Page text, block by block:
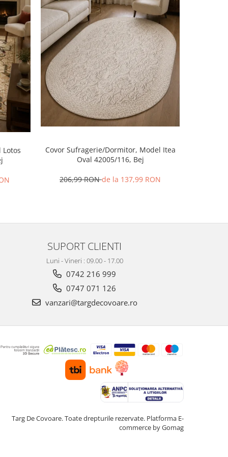
Covor Sufragerie/Dormitor, Model Itea
Oval 42005/116, Bej
206,99 RONde la 137,99 RON
SUPORT CLIENTI
Luni - Vineri : 09.00 - 17.00
0742 216 999
0747 071 126
vanzari@targdecovoare.ro
Targ De Covoare. Toate drepturile rezervate. Platforma E-
commerce by Gomag